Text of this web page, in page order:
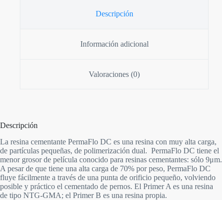
Descripción
Información adicional
Valoraciones (0)
Descripción
La resina cementante PermaFlo DC es una resina con muy alta carga,
de partículas pequeñas, de polimerización dual. PermaFlo DC tiene el
menor grosor de película conocido para resinas cementantes: sólo 9μm.
A pesar de que tiene una alta carga de 70% por peso, PermaFlo DC
fluye fácilmente a través de una punta de orificio pequeño, volviendo
posible y práctico el cementado de pernos. El Primer A es una resina
de tipo NTG-GMA; el Primer B es una resina propia.